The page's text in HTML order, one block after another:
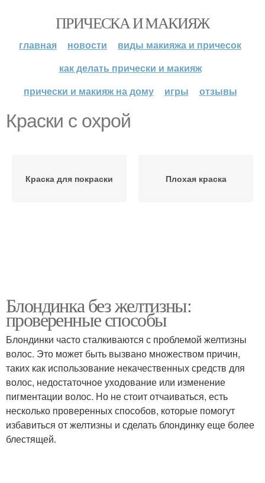
ПРИЧЕСКА И МАКИЯЖ
главная новости
виды макияжа и причесок
как делать прически и макияж
прически и макияж на дому
игры отзывы
Краски с охрой
Краска для покраски Плохая краска
Блондинка без желтизны:
проверенные способы
Блондинки часто сталкиваются с проблемой желтизны
волос. Это может быть вызвано множеством причин,
таких как использование некачественных средств для
волос, недостаточное уходование или изменение
пигментации волос. Но не стоит отчаиваться, есть
несколько проверенных способов, которые помогут
избавиться от желтизны и сделать блондинку еще более
блестящей.